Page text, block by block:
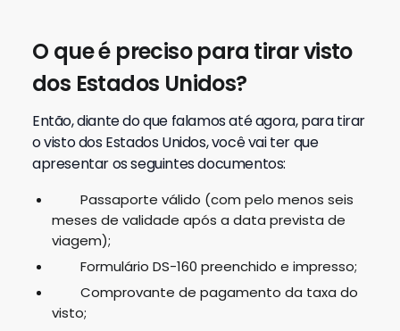
O que é preciso para tirar visto
dos Estados Unidos?
Então, diante do que falamos até agora, para tirar
o visto dos Estados Unidos, você vai ter que
apresentar os seguintes documentos:
Passaporte válido (com pelo menos seis
meses de validade após a data prevista de
viagem);
Formulário DS-160 preenchido e impresso;
Comprovante de pagamento da taxa do
visto;